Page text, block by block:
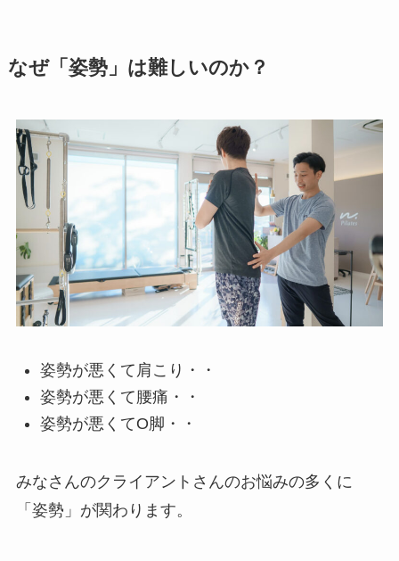
なぜ「姿勢」は難しいのか？
姿勢が悪くて肩こり・・
姿勢が悪くて腰痛・・
姿勢が悪くてO脚・・
みなさんのクライアントさんのお悩みの多くに
「姿勢」が関わります。